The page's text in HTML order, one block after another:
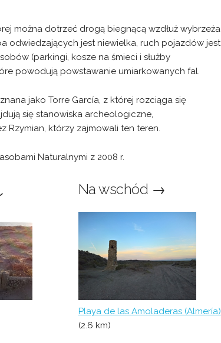
można dotrzeć drogą biegnącą wzdłuż wybrzeża
odwiedzających jest niewielka, ruch pojazdów jest
(parkingi, kosze na śmieci i służby
powodują powstawanie umiarkowanych fal.
jako Torre García, z której rozciąga się
się stanowiska archeologiczne,
którzy zajmowali ten teren.
Naturalnymi z 2008 r.
Na wschód →
Playa de las Amoladeras (Almería)
(2.6 km)